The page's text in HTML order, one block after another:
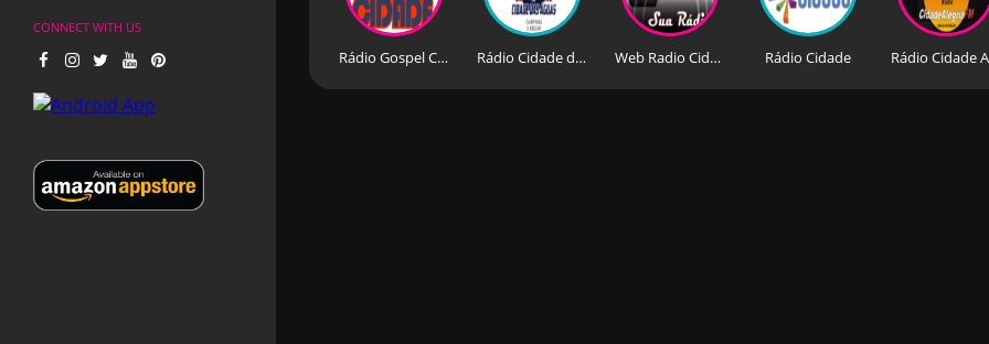
CONNECT WITH US
Rádio Gospel Cidade Rádio Cidade das Águas FM Web Radio Cidade SBC Rádio Cidade